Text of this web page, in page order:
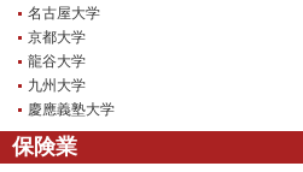
名古屋大学
京都大学
龍谷大学
九州大学
慶應義塾大学
保険業